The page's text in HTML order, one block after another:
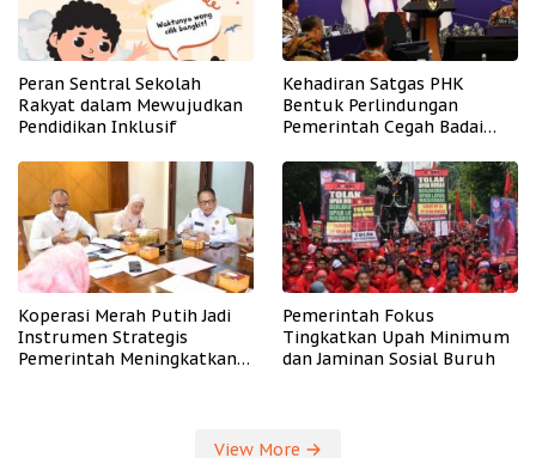
Peran Sentral Sekolah
Rakyat dalam Mewujudkan
Pendidikan Inklusif
Kehadiran Satgas PHK
Bentuk Perlindungan
Pemerintah Cegah Badai
Koperasi Merah Putih Jadi
Instrumen Strategis
Pemerintah Meningkatkan
Pemerintah Fokus
Tingkatkan Upah Minimum
dan Jaminan Sosial Buruh
View More